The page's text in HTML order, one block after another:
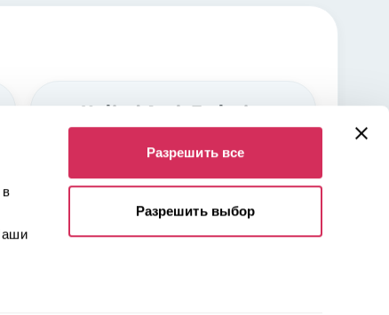
Разрешить все
Разрешить выбор
United Arab Emirates,
Industrial area Nr. 5 Sharjah,
00000